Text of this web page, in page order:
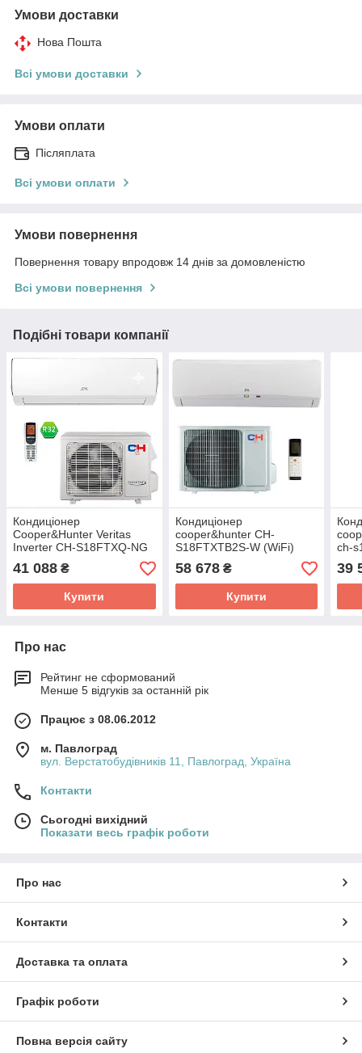
Умови доставки
Нова Пошта
Всі умови доставки
Умови оплати
Післяплата
Всі умови оплати
Умови повернення
Повернення товару впродовж 14 днів за домовленістю
Всі умови повернення
Подібні товари компанії
Кондиціонер
Cooper&Hunter Veritas
Inverter CH-S18FTXQ-NG
(WI-FI)
41 088 ₴
Купити
Кондиціонер
cooper&hunter CH-
S18FTXTB2S-W (WiFi)
58 678₴
Купити
ch-
39
Про нас
Рейтинг не сформований
Менше 5 відгуків за останній рік
Працює з 08.06.2012
м. Павлоград
вул. Верстатобудівників 11, Павлоград, Україна
Контакти
Сьогодні вихідний
Показати весь графік роботи
Про нас
Контакти
Доставка та оплата
Графік роботи
Повна версія сайту